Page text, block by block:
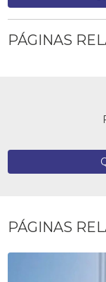
PÁGINAS
PÁGINAS